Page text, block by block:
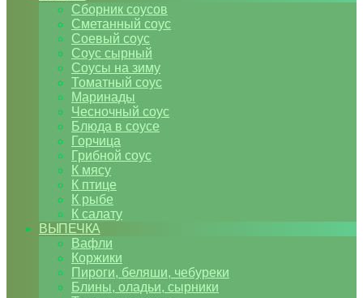
Сборник соусов
Сметанный соус
Соевый соус
Соус сырный
Соусы на зиму
Томатный соус
Маринады
Чесночный соус
Блюда в соусе
Горчица
Грибной соус
К мясу
К птице
К рыбе
К салату
ВЫПЕЧКА
Вафли
Коржики
Пироги, беляши, чебуреки
Блины, оладьи, сырники